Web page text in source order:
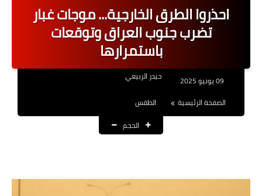
اخبار القطاع العام
اخبار القطاع الخاص
نتائج التعيينات
الرواتب والقروض
القروض والسلف
احذروا الطرق الخارجية... موجات غبار
تضرب جنوب العراق وتوقعات
باستمرارها
حيدر الربيعي
الصفحة الرئيسية
الطقس
الحجم